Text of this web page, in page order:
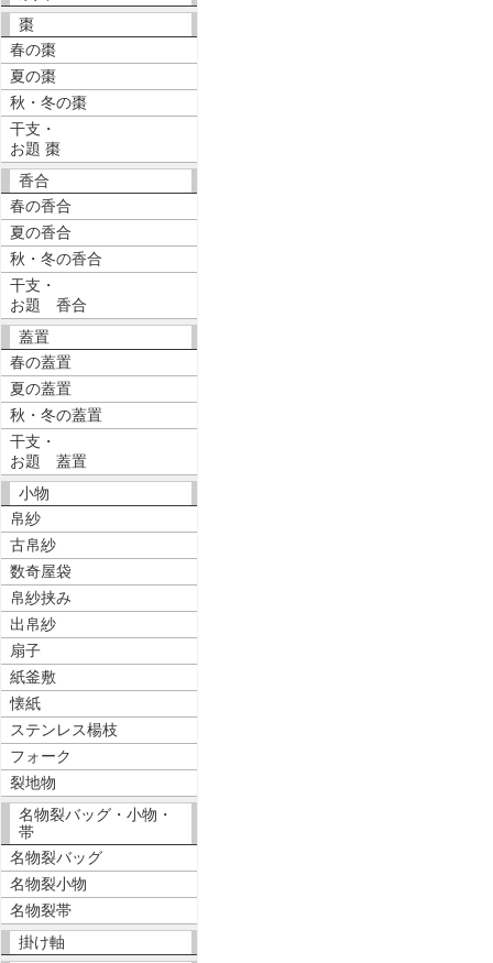
棗
春の棗
夏の棗
秋・冬の棗
干支・
お題 棗
香合
春の香合
夏の香合
秋・冬の香合
干支・
お題 香合
蓋置
春の蓋置
夏の蓋置
秋・冬の蓋置
干支・
お題 蓋置
小物
帛紗
古帛紗
数奇屋袋
帛紗挟み
出帛紗
扇子
紙釜敷
懐紙
ステンレス楊枝
フォーク
裂地物
名物裂バッグ・小物・
帯
名物裂バッグ
名物裂小物
名物裂帯
掛け軸